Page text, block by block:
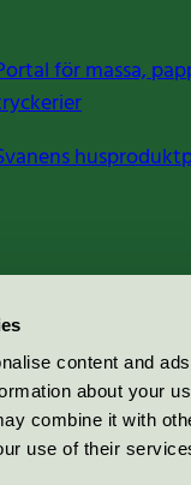
content and
about your
combine it with
use of their
för massa,